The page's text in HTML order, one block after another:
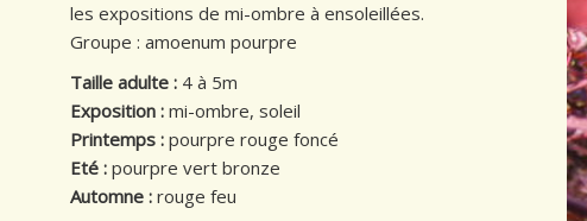
les expositions de mi-ombre à ensoleillées.
Groupe : amoenum pourpre
Taille adulte : 4 à 5m
Exposition : mi-ombre, soleil
Printemps : pourpre rouge foncé
Eté : pourpre vert bronze
Automne : rouge feu